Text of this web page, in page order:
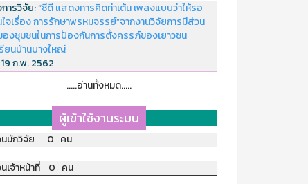
ารวิจัย:“ซีดี แสดงการคิดท่าเต้น เพลงแบบว่าให้รอ
ใจเรื่อง การรักษาพรหมจรรย์”จากงานวิจัยการมีส่วน
องชุมชนในการป้องกันการตั้งครรภ์ของเยาวชน
ยนบ้านบางใหญ่
19 ก.พ. 2562
.....อ่านทั้งหมด.....
ผู้เข้าใช้งานระบบ
นนักวิจัย 0 คน
นเจ้าหน้าที่ 0 คน